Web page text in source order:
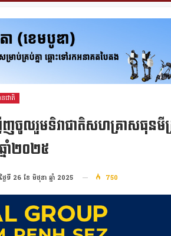
ជាតិ
ើញចូលរួមទិវាជាតិសហគ្រាសធុន
ាំ២០២៥
ថ្ងៃទី 26 ខែ មិថុនា ឆ្នាំ 2025 750